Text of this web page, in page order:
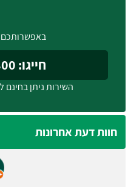
באפשרותכם
חייגו: 077-6052800
השירות ניתן בחינם
חוות דעת אחרונות